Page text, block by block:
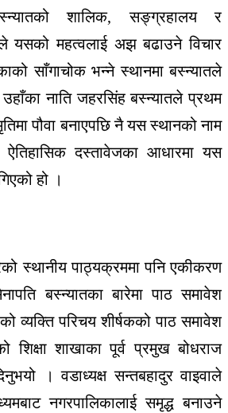
शालिक, सङ्ग्रहालय र
यसको महत्वलाई अझ बढाउने विचार
साँगाचोक भन्ने स्थानमा बस्न्यातले
उहाँका नाति जहरसिंह बस्न्यातले प्रथम
पौवा बनाएपछि नै यस स्थानको नाम
ऐतिहासिक दस्तावेजका आधारमा यस
हो ।
स्थानीय पाठ्यक्रममा पनि एकीकरण
बस्न्यातका बारेमा पाठ समावेश
व्यक्ति परिचय शीर्षकको पाठ समावेश
शिक्षा शाखाका पूर्व प्रमुख बोधराज
। वडाध्यक्ष सन्तबहादुर वाइवाले
नगरपालिकालाई समृद्ध बनाउने